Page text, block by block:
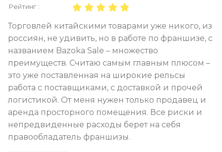
Рейтинг :
Торговлей китайскими товарами уже никого, из
россиян, не удивить, но в работе по франшизе, с
названием Bazoka Sale – множество
преимуществ. Считаю самым главным плюсом –
это уже поставленная на широкие рельсы
работа с поставщиками, с доставкой и прочей
логистикой. От меня нужен только продавец и
аренда просторного помещения. Все риски и
непредвиденные расходы берет на себя
правообладатель франшизы.